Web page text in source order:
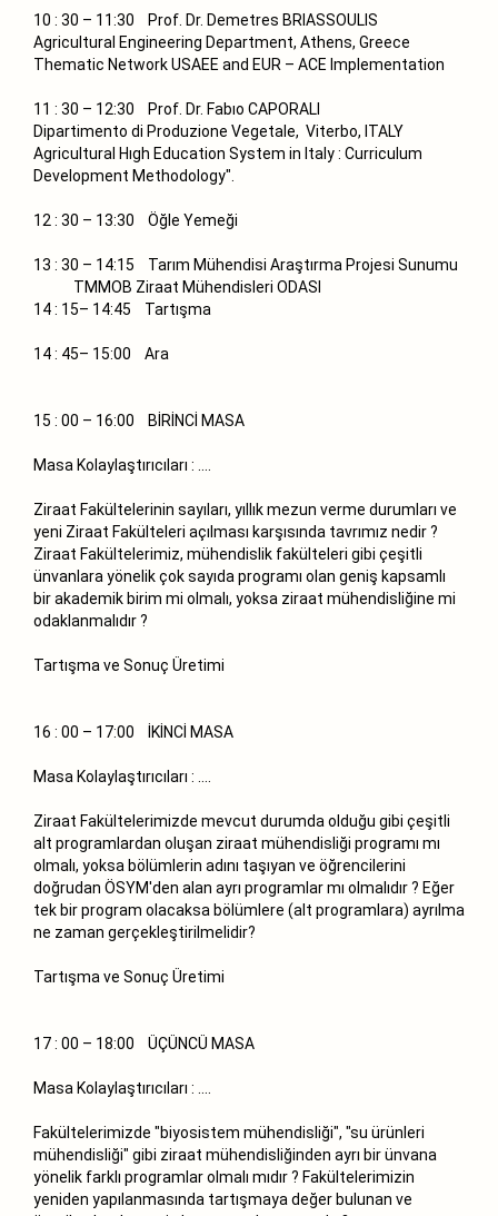
10 : 30 – 11:30 Prof. Dr. Demetres BRIASSOULIS
Agricultural Engineering Department, Athens, Greece
Thematic Network USAEE and EUR – ACE Implementation
11 : 30 – 12:30 Prof. Dr. Fabıo CAPORALI
Dipartimento di Produzione Vegetale, Viterbo, ITALY
Agricultural Hıgh Education System in Italy : Curriculum
Development Methodology".
12 : 30 – 13:30 Öğle Yemeği
13 : 30 – 14:15 Tarım Mühendisi Araştırma Projesi Sunumu
TMMOB Ziraat Mühendisleri ODASI
14 : 15– 14:45 Tartışma
14 : 45– 15:00 Ara
15 : 00 – 16:00 BİRİNCİ MASA
Masa Kolaylaştırıcıları : ….
Ziraat Fakültelerinin sayıları, yıllık mezun verme durumları ve
yeni Ziraat Fakülteleri açılması karşısında tavrımız nedir ?
Ziraat Fakültelerimiz, mühendislik fakülteleri gibi çeşitli
ünvanlara yönelik çok sayıda programı olan geniş kapsamlı
bir akademik birim mi olmalı, yoksa ziraat mühendisliğine mi
odaklanmalıdır ?
Tartışma ve Sonuç Üretimi
16 : 00 – 17:00 İKİNCİ MASA
Masa Kolaylaştırıcıları : ….
Ziraat Fakültelerimizde mevcut durumda olduğu gibi çeşitli
alt programlardan oluşan ziraat mühendisliği programı mı
olmalı, yoksa bölümlerin adını taşıyan ve öğrencilerini
doğrudan ÖSYM'den alan ayrı programlar mı olmalıdır ? Eğer
tek bir program olacaksa bölümlere (alt programlara) ayrılma
ne zaman gerçekleştirilmelidir?
Tartışma ve Sonuç Üretimi
17 : 00 – 18:00 ÜÇÜNCÜ MASA
Masa Kolaylaştırıcıları : ….
Fakültelerimizde "biyosistem mühendisliği", "su ürünleri
mühendisliği" gibi ziraat mühendisliğinden ayrı bir ünvana
yönelik farklı programlar olmalı mıdır ? Fakültelerimizin
yeniden yapılanmasında tartışmaya değer bulunan ve